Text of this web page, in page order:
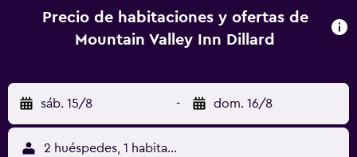
disponibles en las habitaciones: frigorífico y microondas.
Los baños están equipados con ducha y bañera
servicios para las personas de negocios incluyen
escritorio y teléfono; se ofrecen llamadas locales gratuitas
(pueden existir restricciones). Se ofrece servicio de
limpieza todos los días y es posible solicitar tabla de
Precio de habitaciones y ofertas de
Mountain Valley Inn Dillard
sáb. 15/8 - dom. 16/8
2 huéspedes, 1 habitación